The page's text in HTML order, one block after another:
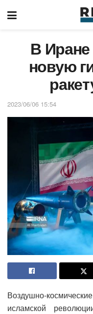
В
новую
2023/06/06 15:54
Воздушно-
исламской